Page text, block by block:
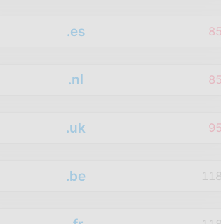
.es
.nl
.uk
.be